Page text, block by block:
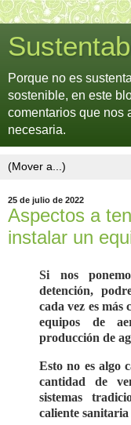
Porque no es
sostenible, en este
comentarios que nos
necesaria.
25 de julio de 2022
Aspectos a
instalar un
Si nos
detención,
cada vez es más
equipos de
producción de
Esto no es algo
cantidad de
sistemas
caliente sanitaria